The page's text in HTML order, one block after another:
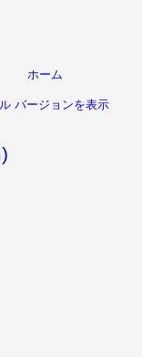
ホーム
バージョンを表示